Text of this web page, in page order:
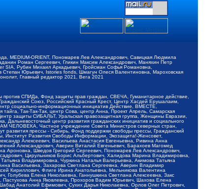
MEDIUM-ORIENT, Пономарев Лев Александрович, Савицкая Людмила
Роман Сергеевич, Гликин Максим Александрович, Маняхин Петр
Рубин Михаил Аркадьевич, Гройсман Софья Романовна,
Юрьевич, Istories fonds, Шмагун Олеся Валентиновна, Мароховская
Главный редактор 2021, Вега 2021
СПИДа, Фонд защиты прав граждан, СВЕЧА, Гуманитарное действие,
Союз, Российский Красный Крест, Центр Хасдей Ерушалаим,
социально-информационных инициатив Действие, ВМЕСТЕ,
Так-Так-Так, центр Сова, центр Анна, Проект Апрель, Самарская
защиты СИБАЛЬТ, Уральская правозащитная группа, Женщины Евразии,
Дальневосточный центр развития гражданских инициатив и социального
ЧЕЛОВЕКА, Частное учреждение Совета Министров северных стран,
прессы - Сибирь, Фонд поддержки свободы прессы, Гражданский
Институт Развития Свободы Информации, Экозащита!-Женсовет,
Алексеевич, Васильева Анастасия Евгеньевна, Ривина Анна
Александрович, Аверин Виталий Евгеньевич, Барахоев Магомед
Шведов Григорий Сергеевич, Пономарев Лев Александрович,
Цирульников Борис Альбертович, Халидова Марина Владимировна,
Владимировна, Чуркина Наталья Валерьевна, Акимова Татьяна
Васильевна, Захарова Светлана Сергеевна, Аверин Владимир
Кириллович, Флиге Ирина Анатольевна, Мельникова Валентина
Елена Николаевна, Ганнушкина Светлана Алексеевна, Закс
Анна Яковлевна, Прохоров Вадим Юрьевич, Шахова Елена
Анатолий Ефимович, Сухих Дарья Николаевна, Орлов Олег Петрович,